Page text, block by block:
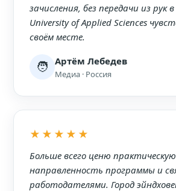
зачисления, без передачи из рук
University of Applied Sciences
своём месте.
🧑 Артём Лебедев
Медиа · Россия
★★★★★
Больше всего ценю практическую
направленность программы и
работодателями. Город